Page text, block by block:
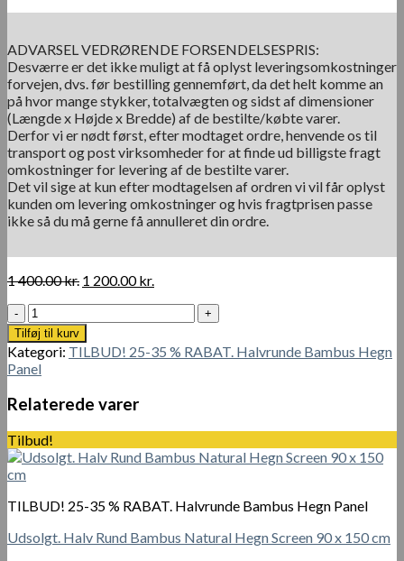
ADVARSEL VEDRØRENDE FORSENDELSESPRIS:
Desværre er det ikke muligt at få oplyst leveringsomkostninger
forvejen, dvs. før bestilling gennemført, da det helt komme an
på hvor mange stykker, totalvægten og sidst af dimensioner
(Længde x Højde x Bredde) af de bestilte/købte varer.
Derfor vi er nødt først, efter modtaget ordre, henvende os til
transport og post virksomheder for at finde ud billigste fragt
omkostninger for levering af de bestilte varer.
Det vil sige at kun efter modtagelsen af ordren vi vil får oplyst
kunden om levering omkostninger og hvis fragtprisen passe
ikke så du må gerne få annulleret din ordre.
1 400.00kr. Den
var:
1
1 200.00kr.
1
Mørk
Halv
Rund
Bambus
Hegn
100
x
240
cm
antal
Tilføj til kurv
Kategori: TILBUD! 25-35 % RABAT. Halvrunde Bambus Hegn
Panel
Relaterede varer
Tilbud!
TILBUD! 25-35 % RABAT. Halvrunde Bambus Hegn Panel
Udsolgt. Halv Rund Bambus Natural Hegn Screen 90 x 150 cm